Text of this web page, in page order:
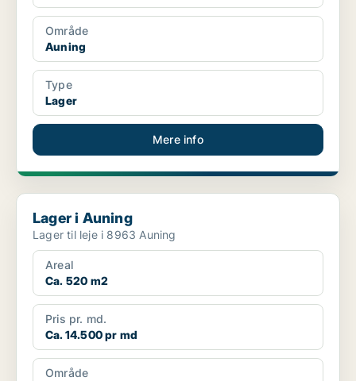
Område
Auning
Type
Lager
Mere info
Lager i Auning
Lager i Auning
Lager til leje i 8963 Auning
Areal
Ca. 520 m2
Pris pr. md.
Ca. 14.500 pr md
Område